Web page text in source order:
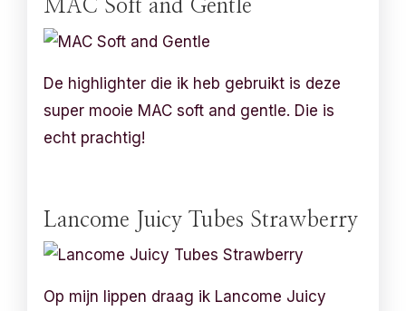
MAC Soft and Gentle
De highlighter die ik heb gebruikt is deze
super mooie MAC soft and gentle. Die is
echt prachtig!
Lancome Juicy Tubes Strawberry
Op mijn lippen draag ik Lancome Juicy